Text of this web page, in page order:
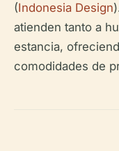
(Indonesia Design
atienden tanto a
estancia,
comodidades de